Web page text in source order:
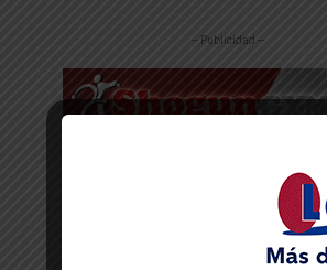
-- Publicidad --